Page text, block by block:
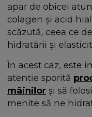
apar de obicei
colagen și acid
scăzută, ceea ce
hidratării și
În acest caz, este
atenție sporită
mâinilor și să
menite să ne